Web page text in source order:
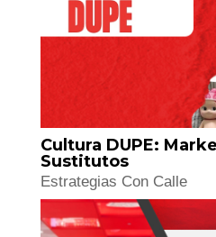
Cuidado Personal
Care al Mood Care
Tendencias en